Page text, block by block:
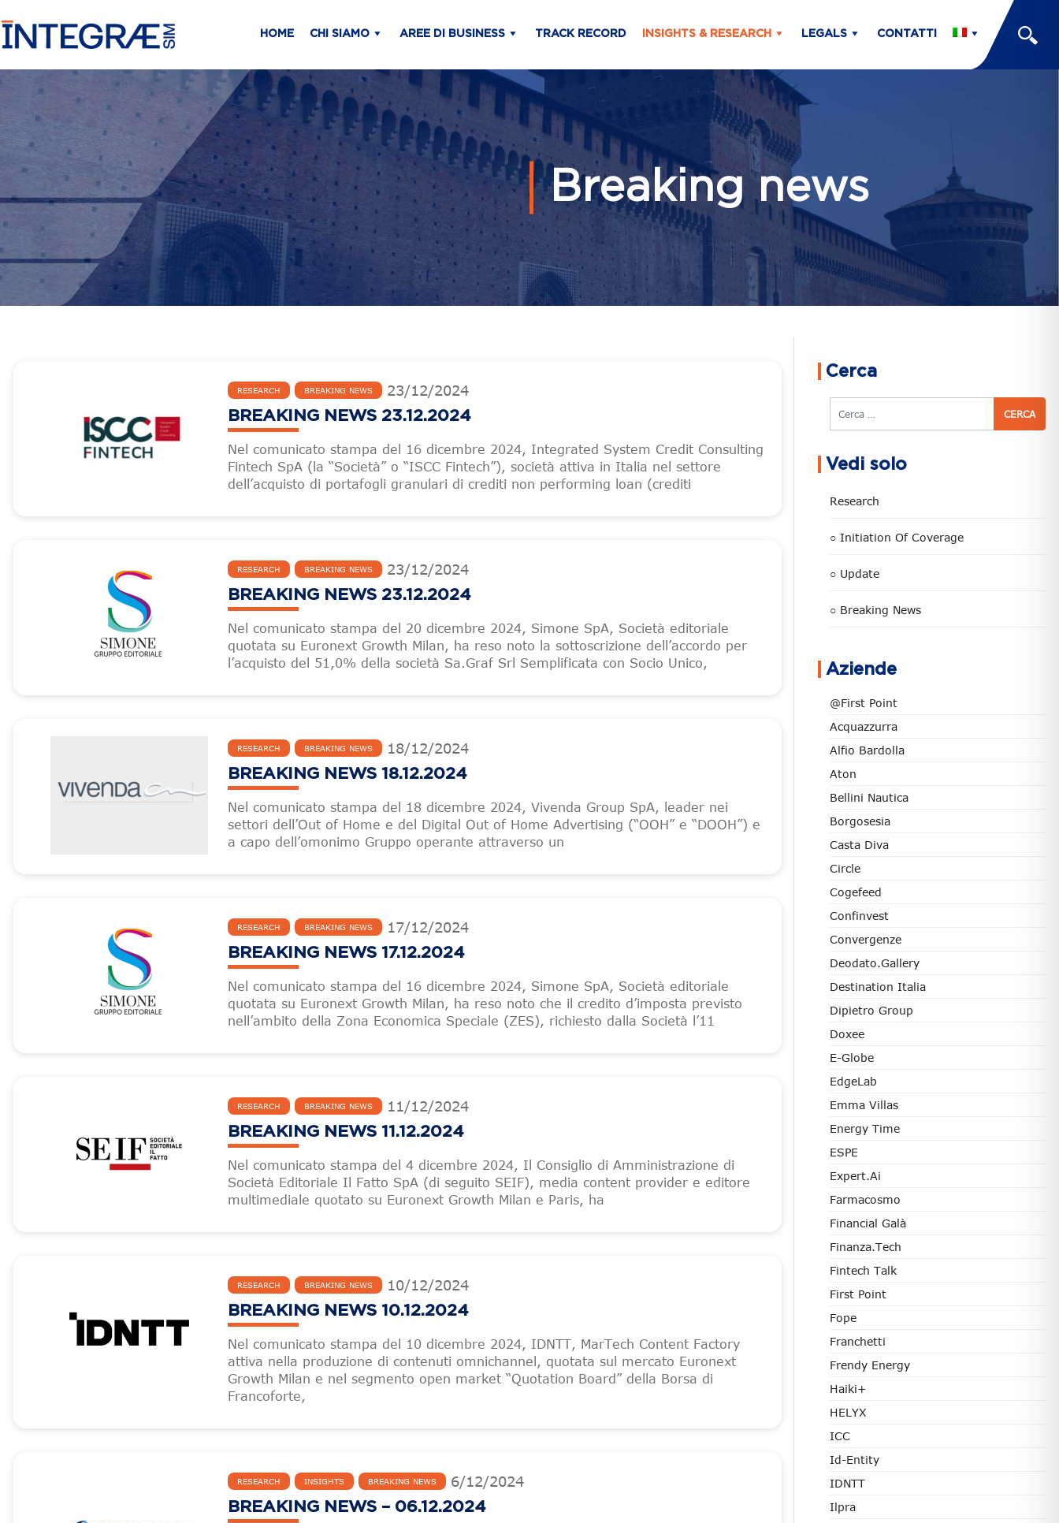
HOME CHI SIAMO AREE DI BUSINESS TRACK RECORD INSIGHTS & RESEARCH LEGALS CONTATTI
Breaking news
RESEARCH BREAKING NEWS 23/12/2024
BREAKING NEWS 23.12.2024
Nel comunicato stampa del 16 dicembre 2024, Integrated System Credit Consulting
Fintech SpA (la “Società” o “ISCC Fintech”), società attiva in Italia nel settore
dell’acquisto di portafogli granulari di crediti non performing loan (crediti
RESEARCH BREAKING NEWS 23/12/2024
BREAKING NEWS 23.12.2024
Nel comunicato stampa del 20 dicembre 2024, Simone SpA, Società editoriale
quotata su Euronext Growth Milan, ha reso noto la sottoscrizione dell’accordo per
l’acquisto del 51,0% della società Sa.Graf Srl Semplificata con Socio Unico,
RESEARCH BREAKING NEWS 18/12/2024
BREAKING NEWS 18.12.2024
Nel comunicato stampa del 18 dicembre 2024, Vivenda Group SpA, leader nei
settori dell’Out of Home e del Digital Out of Home Advertising (“OOH” e “DOOH”) e
a capo dell’omonimo Gruppo operante attraverso un
RESEARCH BREAKING NEWS 17/12/2024
BREAKING NEWS 17.12.2024
Nel comunicato stampa del 16 dicembre 2024, Simone SpA, Società editoriale
quotata su Euronext Growth Milan, ha reso noto che il credito d’imposta previsto
nell’ambito della Zona Economica Speciale (ZES), richiesto dalla Società l’11
RESEARCH BREAKING NEWS 11/12/2024
BREAKING NEWS 11.12.2024
Nel comunicato stampa del 4 dicembre 2024, Il Consiglio di Amministrazione di
Società Editoriale Il Fatto SpA (di seguito SEIF), media content provider e editore
multimediale quotato su Euronext Growth Milan e Paris, ha
RESEARCH BREAKING NEWS 10/12/2024
BREAKING NEWS 10.12.2024
Nel comunicato stampa del 10 dicembre 2024, IDNTT, MarTech Content Factory
attiva nella produzione di contenuti omnichannel, quotata sul mercato Euronext
Growth Milan e nel segmento open market “Quotation Board” della Borsa di
Francoforte,
RESEARCH INSIGHTS BREAKING NEWS 6/12/2024
BREAKING NEWS – 06.12.2024
Cerca
Cerca
Vedi solo
Research
○ Initiation Of Coverage
○ Update
○ Breaking News
Aziende
@First Point
Acquazzurra
Alfio Bardolla
Aton
Bellini Nautica
Borgosesia
Casta Diva
Circle
Cogefeed
Confinvest
Convergenze
Deodato.Gallery
Destination Italia
Dipietro Group
Doxee
E-Globe
EdgeLab
Emma Villas
Energy Time
ESPE
Expert.ai
Farmacosmo
Financial Galà
Finanza.tech
Fintech Talk
First Point
Fope
Franchetti
Frendy Energy
Haiki+
HELYX
ICC
Id-Entity
IDNTT
Ilpra